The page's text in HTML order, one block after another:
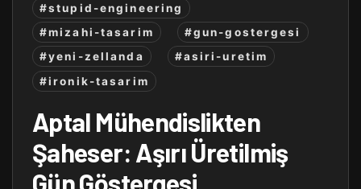
#stupid-engineering
#mizahi-tasarim
#gun-gostergesi
#yeni-zellanda
#asiri-uretim
#ironik-tasarim
Aptal Mühendislikten
Şaheser: Aşırı Üretilmiş
Gün Göstergesi